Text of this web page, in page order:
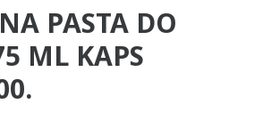
PASTA DO
ML KAPS